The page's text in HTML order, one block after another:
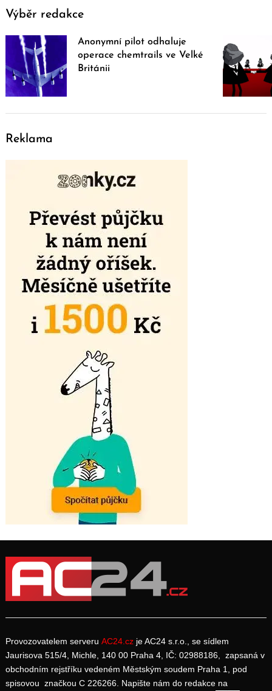
Výběr redakce
Anonymní pilot odhaluje
operace chemtrails ve Velké
Británii
Reklama
Provozovatelem serveru AC24.cz je AC24 s.r.o., se sídlem
Jaurisova 515/4, Michle, 140 00 Praha 4, IČ: 02988186, zapsaná v
obchodním rejstříku vedeném Městským soudem Praha 1, pod
spisovou značkou C 226266. Napište nám do redakce na